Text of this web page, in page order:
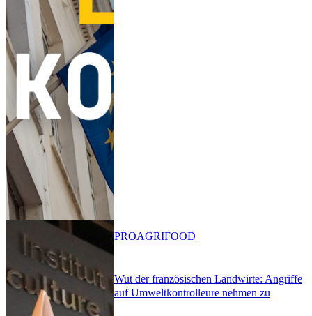
Wut der französischen Landwirte: Angriffe
auf Umweltkontrolleure nehmen zu
PROAGRIFOOD